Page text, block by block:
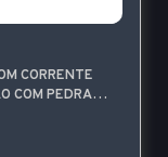
CORRENTE
COM PEDRA